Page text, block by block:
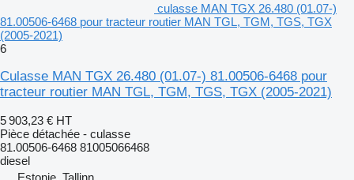
culasse MAN TGX 26.480 (01.07-)
81.00506-6468 pour tracteur routier MAN TGL, TGM, TGS, TGX
(2005-2021)
6
Culasse MAN TGX 26.480 (01.07-) 81.00506-6468 pour
tracteur routier MAN TGL, TGM, TGS, TGX (2005-2021)
5 903,23 € HT
Pièce détachée - culasse
81.00506-6468 81005066468
diesel
Estonie, Tallinn